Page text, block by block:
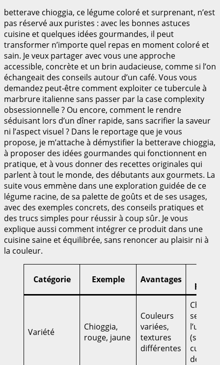
betterave chioggia, ce légume coloré et surprenant, n’est
pas réservé aux puristes : avec les bonnes astuces
cuisine et quelques idées gourmandes, il peut
transformer n’importe quel repas en moment coloré et
sain. Je veux partager avec vous une approche
accessible, concrète et un brin audacieuse, comme si l’on
échangeait des conseils autour d’un café. Vous vous
demandez peut-être comment exploiter ce tubercule à
marbrure italienne sans passer par la case complexity
obsessionnelle ? Ou encore, comment le rendre
séduisant lors d’un dîner rapide, sans sacrifier la saveur
ni l’aspect visuel ? Dans le reportage que je vous
propose, je m’attache à démystifier la betterave chioggia,
à proposer des idées gourmandes qui fonctionnent en
pratique, et à vous donner des recettes originales qui
parlent à tout le monde, des débutants aux gourmets. La
suite vous emmène dans une exploration guidée de ce
légume racine, de sa palette de goûts et de ses usages,
avec des exemples concrets, des conseils pratiques et
des trucs simples pour réussir à coup sûr. Je vous
explique aussi comment intégrer ce produit dans une
cuisine saine et équilibrée, sans renoncer au plaisir ni à
la couleur.
Catégorie Exemple Avantages
Variété
Chioggia,
rouge, jaune
Couleurs
variées,
textures
différentes
Choisir
selon
l’usage
(salae,
cuisson,
dessert)